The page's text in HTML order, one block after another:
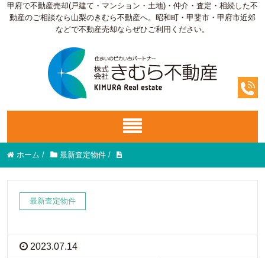
甲府で不動産売却(戸建て・マンション・土地)・仲介・査定・相続した不
動産のご相談なら山梨のきむら不動産へ。昭和町・甲斐市・甲府市近郊
などで不動産売却ならぜひご利用ください。
ホーム / 最新査定物件 /
最新査定物件
2023.07.14